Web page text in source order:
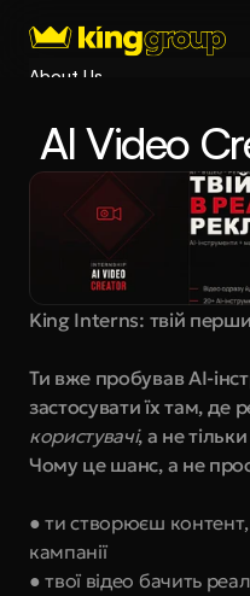
About Us
Services
Process
Coming Soon
King Interns
404
AI Video
King Interns: твій
Ти вже пробував AI-
застосувати їх там, де
користувачі, а не
Чому це шанс, а не
● ти створюєш
кампанії
● твої відео бачить